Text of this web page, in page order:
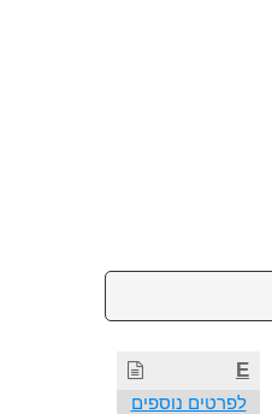
E
לפרטים נוספים